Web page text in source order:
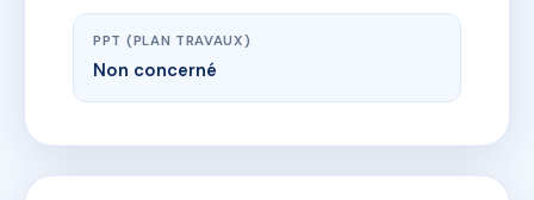
PPT (PLAN TRAVAUX)
Non concerné